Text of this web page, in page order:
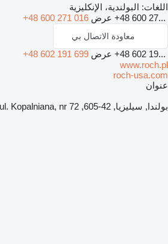
اللغات: البولندية، الإنكليزية
+48 600 27... عرض +48 600 271 016
معاودة الاتصال بي
+48 602 19... عرض +48 602 191 699
www.roch.pl
roch-usa.com
عنوان
بولندا, سيليزيا, 42-605, Tarnowskie Góry, ul. Kopalniana, nr 72